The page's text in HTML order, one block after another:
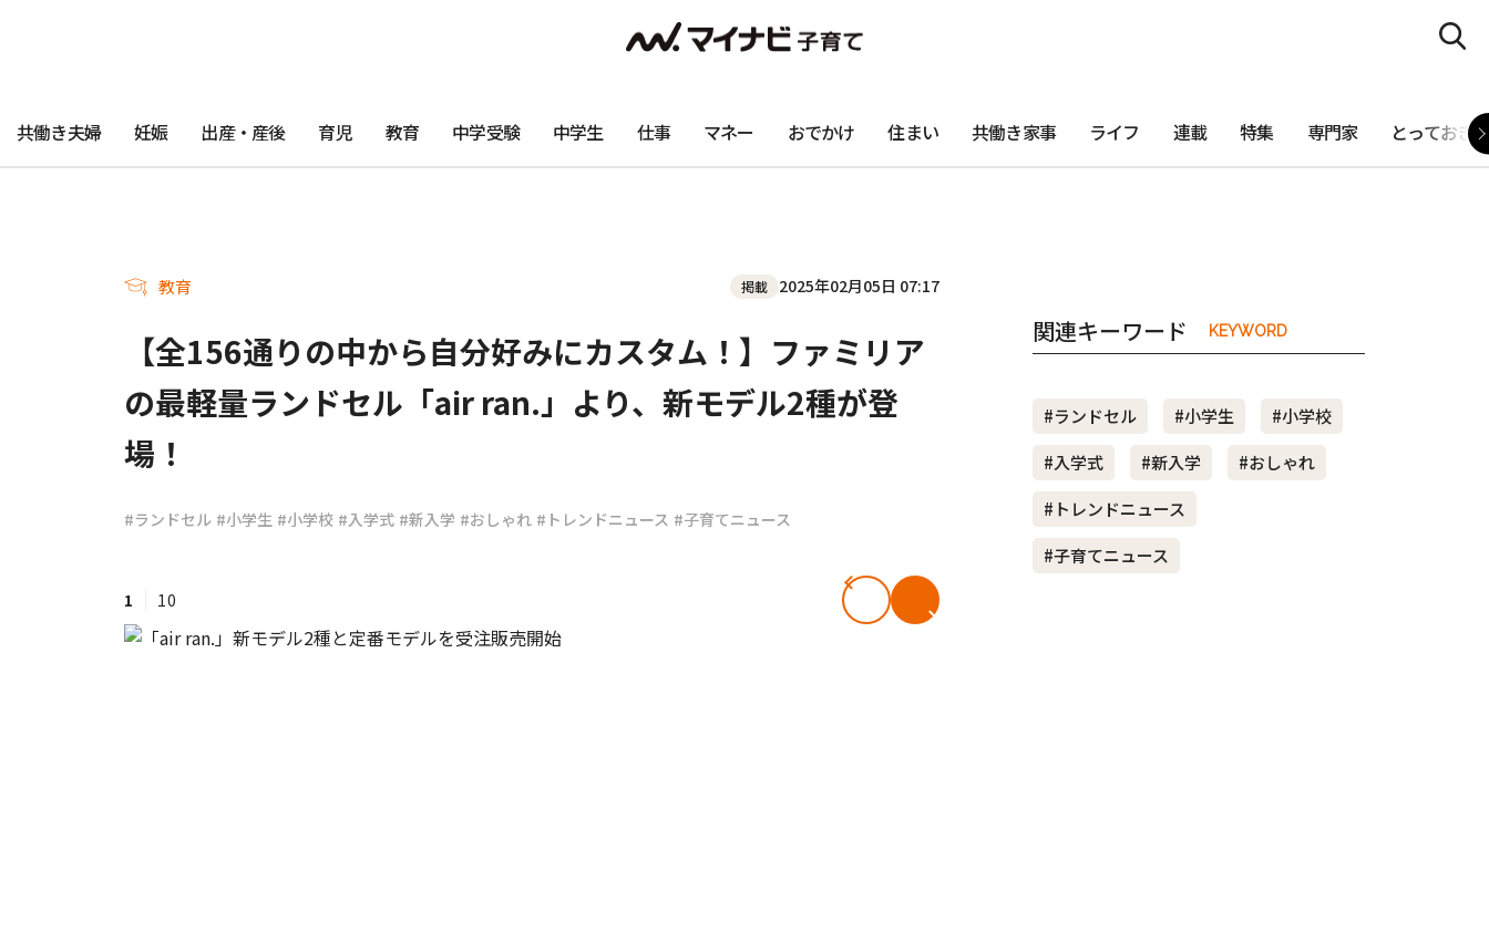
#共働き夫婦 #産休
#渡邊大地の令和的ワーパパ道 #ベビーニュース
共働き夫婦 妊娠 出産・産後 育児 教育 中学受験 中学生 仕事 マネー おでかけ 住まい 共働き家事 ライフ 連載 特集 専門家 とっておき
教育 掲載 2025年02月05日 07:17
【全156通りの中から自分好みにカスタム！】ファミリア
の最軽量ランドセル「air ran.」より、新モデル2種が登
場！
#ランドセル #小学生 #小学校 #入学式 #新入学 #おしゃれ #トレンドニュース #子育てニュース
1 10
関連キーワード KEYWORD
#ランドセル #小学生
#小学校
#入学式
#新入学
#おしゃれ
#トレンドニュース
#子育てニュース